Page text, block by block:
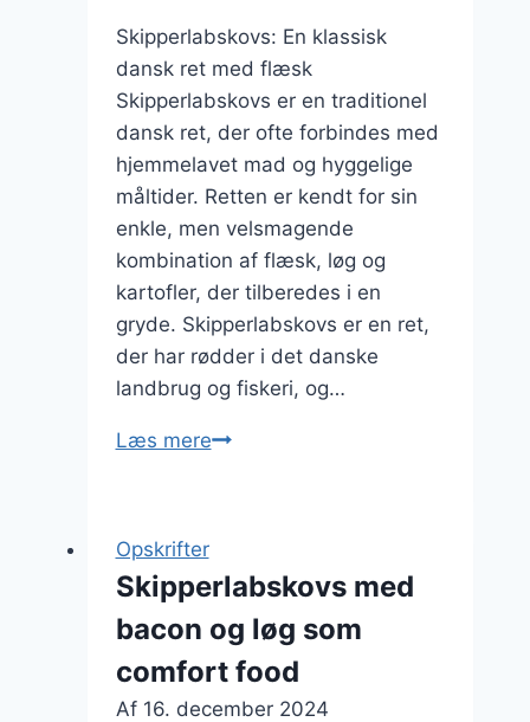
Skipperlabskovs: En klassisk
dansk ret med flæsk
Skipperlabskovs er en traditionel
dansk ret, der ofte forbindes med
hjemmelavet mad og hyggelige
måltider. Retten er kendt for sin
enkle, men velsmagende
kombination af flæsk, løg og
kartofler, der tilberedes i en
gryde. Skipperlabskovs er en ret,
der har rødder i det danske
landbrug og fiskeri, og…
Læs mereSkipperlabskovs
Opskrifter
Skipperlabskovs med
bacon og løg som
comfort food
Af 16. december 2024